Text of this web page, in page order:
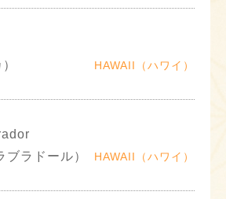
HAWAII（ハワイ）
ブラドール）
HAWAII（ハワイ）